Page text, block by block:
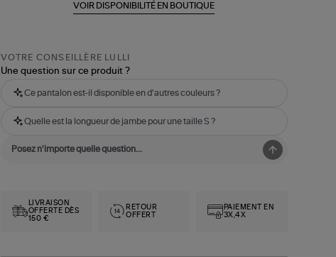
VOIR DISPONIBILITÉ EN BOUTIQUE
VOTRE CONSEILLÈRE LULLI
Une question sur ce produit ?
Ce pantalon est-il disponible en d'autres couleurs ?
Quelle est la longueur de jambe pour une taille S ?
LIVRAISON
OFFERTE DÈS
150 €
RETOUR
OFFERT
PAIEMENT EN
3X,4X